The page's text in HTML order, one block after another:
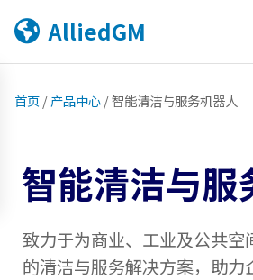
AlliedGM
首页/产品中心/智能清洁与服务机器人
智能清洁与服
致力于为商业、工业及公共空
的清洁与服务解决方案，助力